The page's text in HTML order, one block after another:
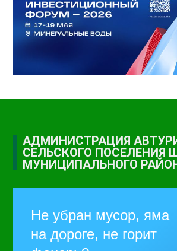
АДМИНИСТРАЦИЯ
СЕЛЬСКОГО ПОСЕЛЕНИЯ
МУНИЦИПАЛЬНОГО
Не убран мусор, яма
на дороге, не горит